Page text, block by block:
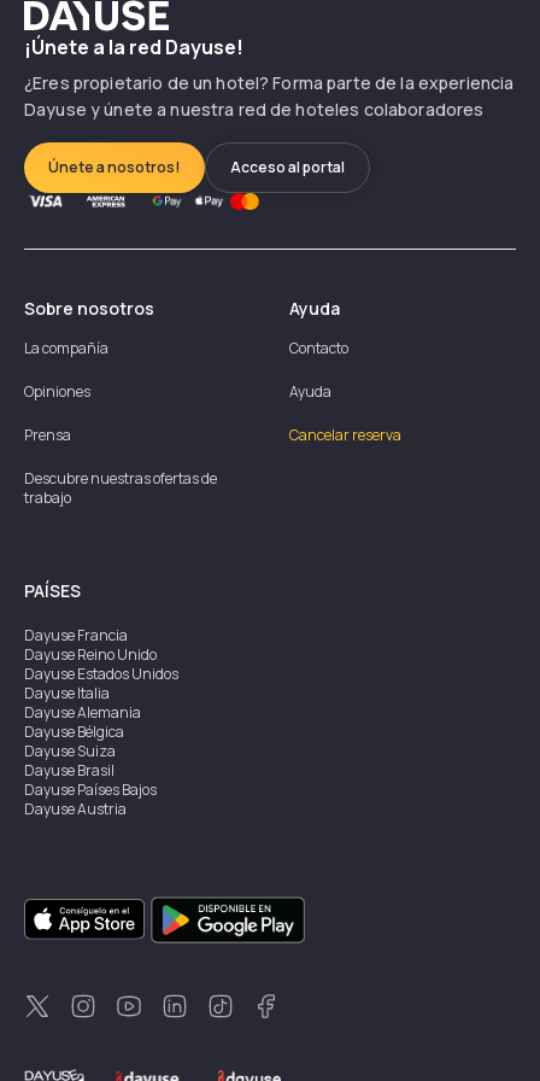
Dayuse
¡Únete a la red Dayuse!
¿Eres propietario de un hotel? Forma parte de la experiencia
Dayuse y únete a nuestra red de hoteles colaboradores
Únete a nosotros! Acceso al portal
Sobre nosotros
La compañía
Opiniones
Prensa
Descubre nuestras ofertas de
trabajo
Ayuda
Contacto
Ayuda
Cancelar reserva
PAÍSES
DayuseFrancia
DayuseReino Unido
DayuseEstados Unidos
DayuseItalia
DayuseAlemania
DayuseBélgica
DayuseSuiza
DayuseBrasil
DayusePaíses Bajos
DayuseAustria
DayuseSingapur
DayuseSuecia
DayuseTailandia
DayuseNueva Zelanda
DayuseTurquía